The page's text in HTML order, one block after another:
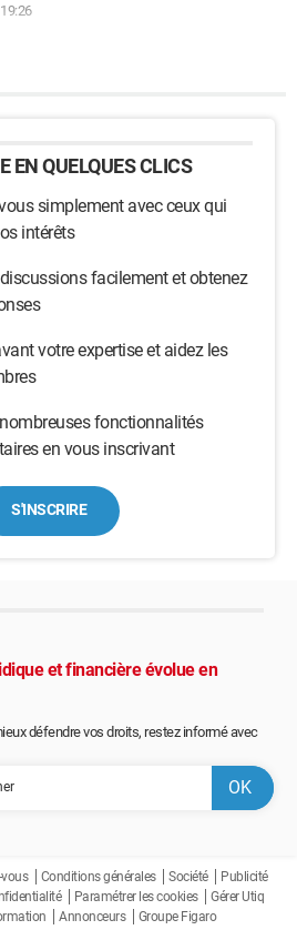
EN QUELQUES CLICS
simplement avec ceux qui
intérêts
facilement et obtenez
votre expertise et aidez les
fonctionnalités
en vous inscrivant
S'INSCRIRE
et financière évolue en
défendre vos droits, restez informé avec
vous Conditions générales Société
Publicité
Paramétrer les cookies
Gérer Utiq
Annonceurs
Groupe Figaro